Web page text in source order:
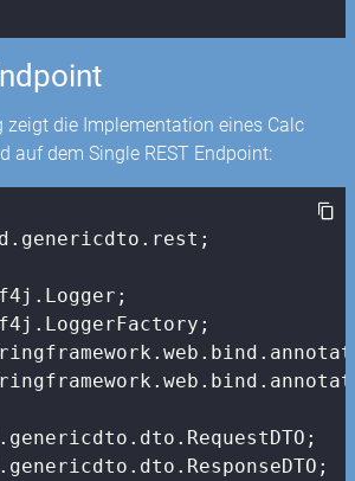
zeigt die Implementation eines Calc
auf dem Single REST Endpoint: